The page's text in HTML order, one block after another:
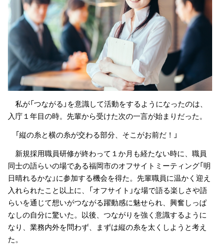
私が「つながる」を意識して活動をするようになったのは、
入庁１年目の時。先輩から受けた次の一言が始まりだった。
「縦の糸と横の糸が交わる部分、そこがお前だ！」
新規採用職員研修が終わって１か月も経たない時に、職員
同士の語らいの場である福岡市のオフサイトミーティング「明
日晴れるかな」に参加する機会を得た。先輩職員に温かく迎え
入れられたこと以上に、「オフサイト」な場で語る楽しさや語
らいを通じて想いがつながる躍動感に魅せられ、興奮しっぱ
なしの自分に驚いた。以後、つながりを強く意識するように
なり、業務内外を問わず、まずは縦の糸を太くしようと考え
た。